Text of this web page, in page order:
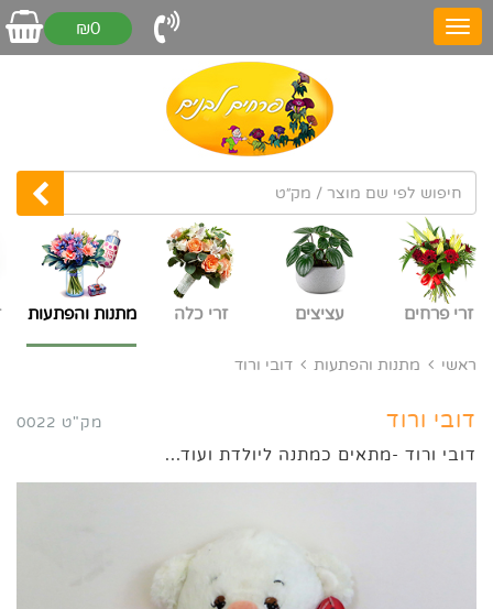
₪0
זרי פרחים עציצים זרי כלה מתנות והפתעות
ראשי מתנות והפתעות דובי ורוד
דובי ורוד מק"ט 0022
דובי ורוד -מתאים כמתנה ליולדת ועוד...